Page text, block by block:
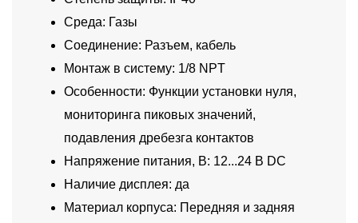
Среда: Газы
Соединение: Разъем, кабель
Монтаж в систему: 1/8 NPT
Особенности: Функции установки нуля,
мониторинга пиковых значений,
подавления дребезга контактов
Напряжение питания, В: 12...24 В DC
Наличие дисплея: да
Материал корпуса: Передняя и задняя